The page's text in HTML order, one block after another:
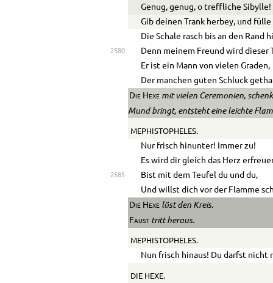
Genug, genug, o treffliche Sibylle!
Gib deinen Trank herbey, und fülle
Die Schale rasch bis an den Rand
2580
Denn meinem Freund wird dieser
Er ist ein Mann von vielen Graden,
Der manchen guten Schluck
Die Hexe mit vielen Ceremonien,
Mund bringt, entsteht eine leichte
MEPHISTOPHELES.
Nur frisch hinunter! Immer zu!
Es wird dir gleich das Herz
2585
Bist mit dem Teufel du und du,
Und willst dich vor der Flamme
Die Hexe löst den Kreis.
Fausttritt heraus.
MEPHISTOPHELES.
Nun frisch hinaus! Du darfst nicht
DIE HEXE.